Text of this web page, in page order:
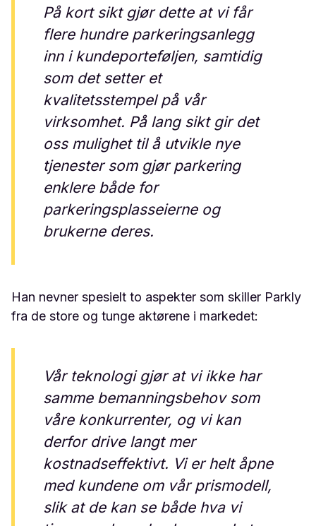
På kort sikt gjør dette at vi får
flere hundre parkeringsanlegg
inn i kundeporteføljen, samtidig
som det setter et
kvalitetsstempel på vår
virksomhet. På lang sikt gir det
oss mulighet til å utvikle nye
tjenester som gjør parkering
enklere både for
parkeringsplasseierne og
brukerne deres.
Han nevner spesielt to aspekter som skiller Parkly
fra de store og tunge aktørene i markedet:
Vår teknologi gjør at vi ikke har
samme bemanningsbehov som
våre konkurrenter, og vi kan
derfor drive langt mer
kostnadseffektivt. Vi er helt åpne
med kundene om vår prismodell,
slik at de kan se både hva vi